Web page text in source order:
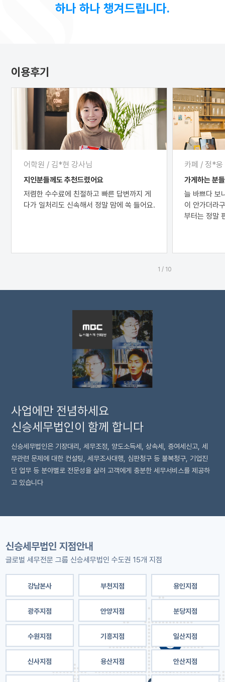
하나 하나 챙겨드립니다.
이용후기
어학원 / 김*현 강사님
지인분들께도 추천드렸어요
저렴한 수수료에 친절하고 빠른 답변까지 게
다가 일처리도 신속해서 정말 맘에 쏙 들어요.
카페 / 정*웅
가게하는 분
늘 바쁘다 보
이 안가더라
부터는 정말
1 / 10
사업에만 전념하세요
신승세무법인이 함께 합니다
신승세무법인은 기장대리, 세무조정, 양도소득세, 상속세, 증여세신고, 세
무관련 문제에 대한 컨설팅, 세무조사대행, 심판청구 등 불복청구, 기업진
단 업무 등 분야별로 전문성을 살려 고객에게 충분한 세무서비스를 제공하
고 있습니다
신승세무법인 지점안내
글로벌 세무전문 그룹 신승세무법인 수도권 15개 지점
강남본사 부천지점 용인지점
광주지점 안양지점 분당지점
수원지점 기흥지점 일산지점
신사지점 용산지점 안산지점